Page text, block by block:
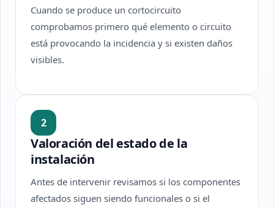
Cuando se produce un cortocircuito
comprobamos primero qué elemento o circuito
está provocando la incidencia y si existen daños
visibles.
2
Valoración del estado de la
instalación
Antes de intervenir revisamos si los componentes
afectados siguen siendo funcionales o si el